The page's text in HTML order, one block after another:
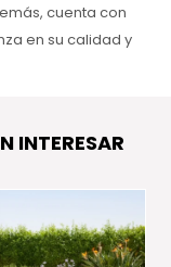
cuenta con
en su calidad y
INTERESAR